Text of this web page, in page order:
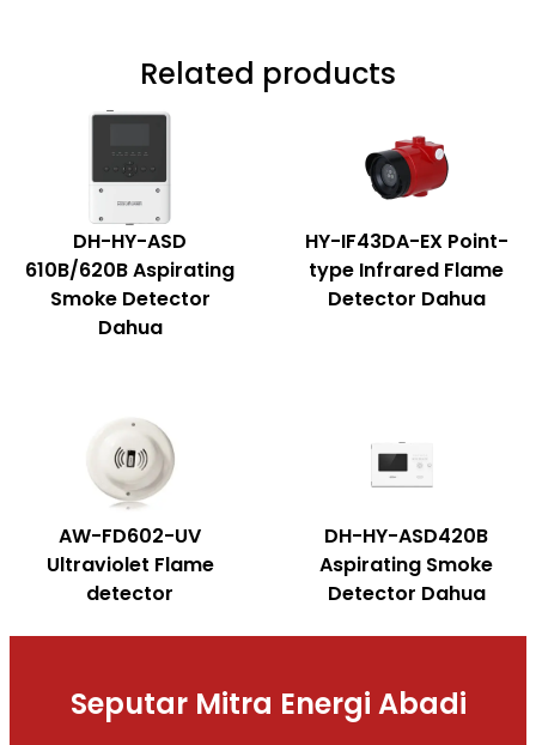
Related products
DH-HY-ASD
610B/620B Aspirating
Smoke Detector
Dahua
HY-IF43DA-EX Point-
type Infrared Flame
Detector Dahua
AW-FD602-UV
Ultraviolet Flame
detector
DH-HY-ASD420B
Aspirating Smoke
Detector Dahua
Seputar Mitra Energi Abadi